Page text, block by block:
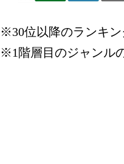
※30位以降のランキ
※1階層目のジャンル